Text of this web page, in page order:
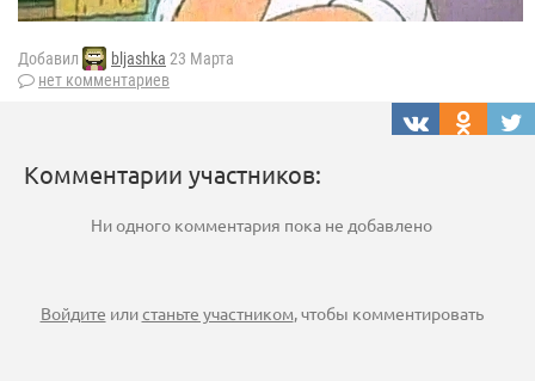
Добавил bljashka 23 Марта
нет комментариев
Комментарии участников:
Ни одного комментария пока не добавлено
Войдите илистаньте участником, чтобы комментировать